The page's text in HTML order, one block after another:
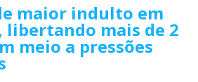
maior indulto em
libertando mais de 2
meio a pressões